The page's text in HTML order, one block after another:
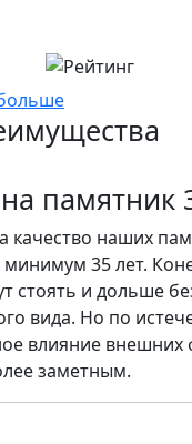
памятник
качество наших
35 лет.
стоять и дольше
вида. Но по
влияние внешних
заметным.